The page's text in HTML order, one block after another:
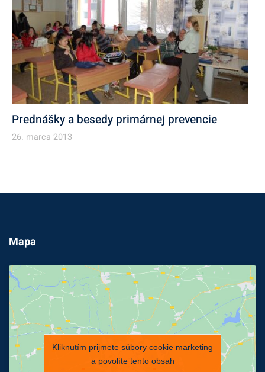
Prednášky a besedy primárnej prevencie
26. marca 2013
Mapa
Kliknutím prijmete súbory cookie marketing
a povolíte tento obsah